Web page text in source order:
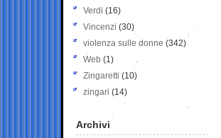
Verdi (16)
Vincenzi (30)
violenza sulle donne (342)
Web (1)
Zingaretti (10)
zingari (14)
Archivi